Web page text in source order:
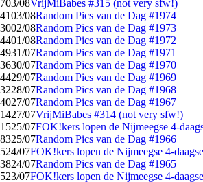
703/08VrijMiBabes #315 (not very sfw!)
4103/08Random Pics van de Dag #1974
3002/08Random Pics van de Dag #1973
4401/08Random Pics van de Dag #1972
4931/07Random Pics van de Dag #1971
3630/07Random Pics van de Dag #1970
4429/07Random Pics van de Dag #1969
3228/07Random Pics van de Dag #1968
4027/07Random Pics van de Dag #1967
1427/07VrijMiBabes #314 (not very sfw!)
1525/07FOK!kers lopen de Nijmeegse 4-
8325/07Random Pics van de Dag #1966
524/07FOK!kers lopen de Nijmeegse 4-
3824/07Random Pics van de Dag #1965
523/07FOK!kers lopen de Nijmeegse 4-